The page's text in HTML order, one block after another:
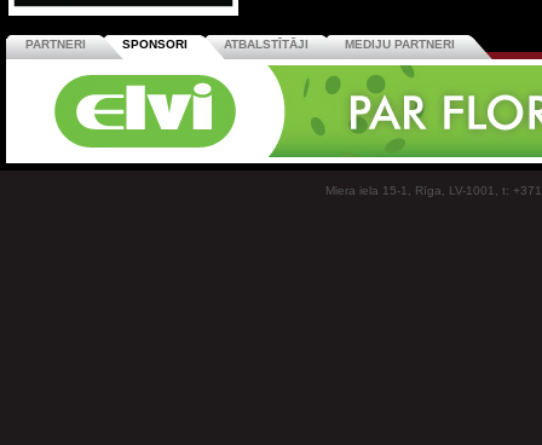
PARTNERI SPONSORI ATBALSTĪTĀJI MEDIJU PARTNERI
Miera iela 15-1, Rīga, LV-1001, t: